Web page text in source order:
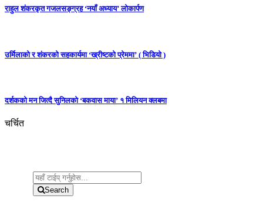
राहुल शंकरकृत गजलसङ्ग्रह ‘नयाँ अध्याय’ लोकार्पण
उर्मिलाको र शंकरको सहकार्यमा ‘ख्रीष्टको प्रेममा’ ( भिडियो )
दर्शकको मन जित्दै सुनिलको ‘बकवास माया’ १ मिलियन क्लबमा
चर्चित
Search